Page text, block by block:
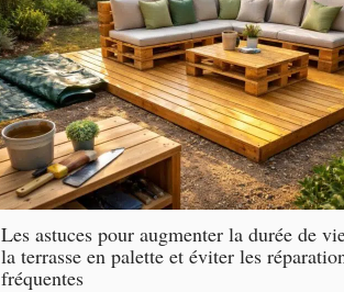
Les astuces pour augmenter la durée de
la terrasse en palette et éviter les
fréquentes